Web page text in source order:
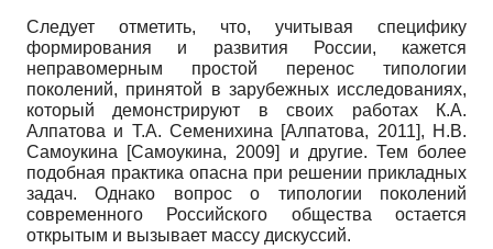
Следует отметить, что, учитывая специфику
формирования и развития России, кажется
неправомерным простой перенос типологии
поколений, принятой в зарубежных исследованиях,
который демонстрируют в своих работах К.А.
Алпатова и Т.А. Семе­нихина [Алпатова, 2011], Н.В.
Самоукина
[Самоукина, 2009]
и другие. Тем более
подобная практика опасна при решении прикладных
задач. Однако вопрос о типологии поколений
современного Российского общества остается
открытым и вызывает массу дискуссий.